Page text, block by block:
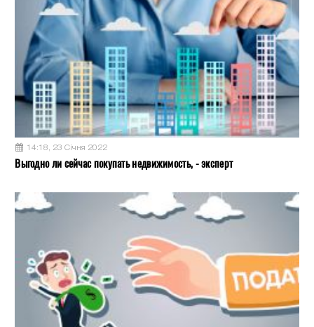
14:18, 23 Січня 2022
Выгодно ли сейчас покупать недвижимость, - эксперт